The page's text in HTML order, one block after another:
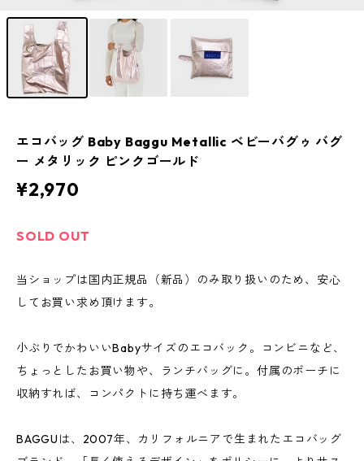
エコバッグ Baby Baggu Metallic ベビーバグゥ バグ
ー メタリック ピンクゴールド
¥2,970
SOLD OUT
当ショップは国内正規品（新品）のみ取り扱いのため、安心
してお買い求め頂けます。
小ぶりでかわいいBabyサイズのエコバック。コンビニなど、
ちょっとしたお買い物や、ランチバッグに。付属のポーチに
収納すれば、コンパクトに持ち運べます。
BAGGUは、2007年、カリフォルニアで生まれたエコバッグ